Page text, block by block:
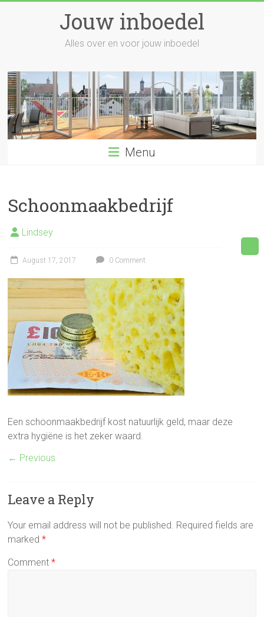
Jouw inboedel
Alles over en voor jouw inboedel
Menu
Schoonmaakbedrijf
Lindsey
August 17, 2017 0 Comment
Een schoonmaakbedrijf kost natuurlijk geld, maar deze
extra hygiëne is het zeker waard.
← Previous
Leave a Reply
Your email address will not be published. Required fields are
marked*
Comment*